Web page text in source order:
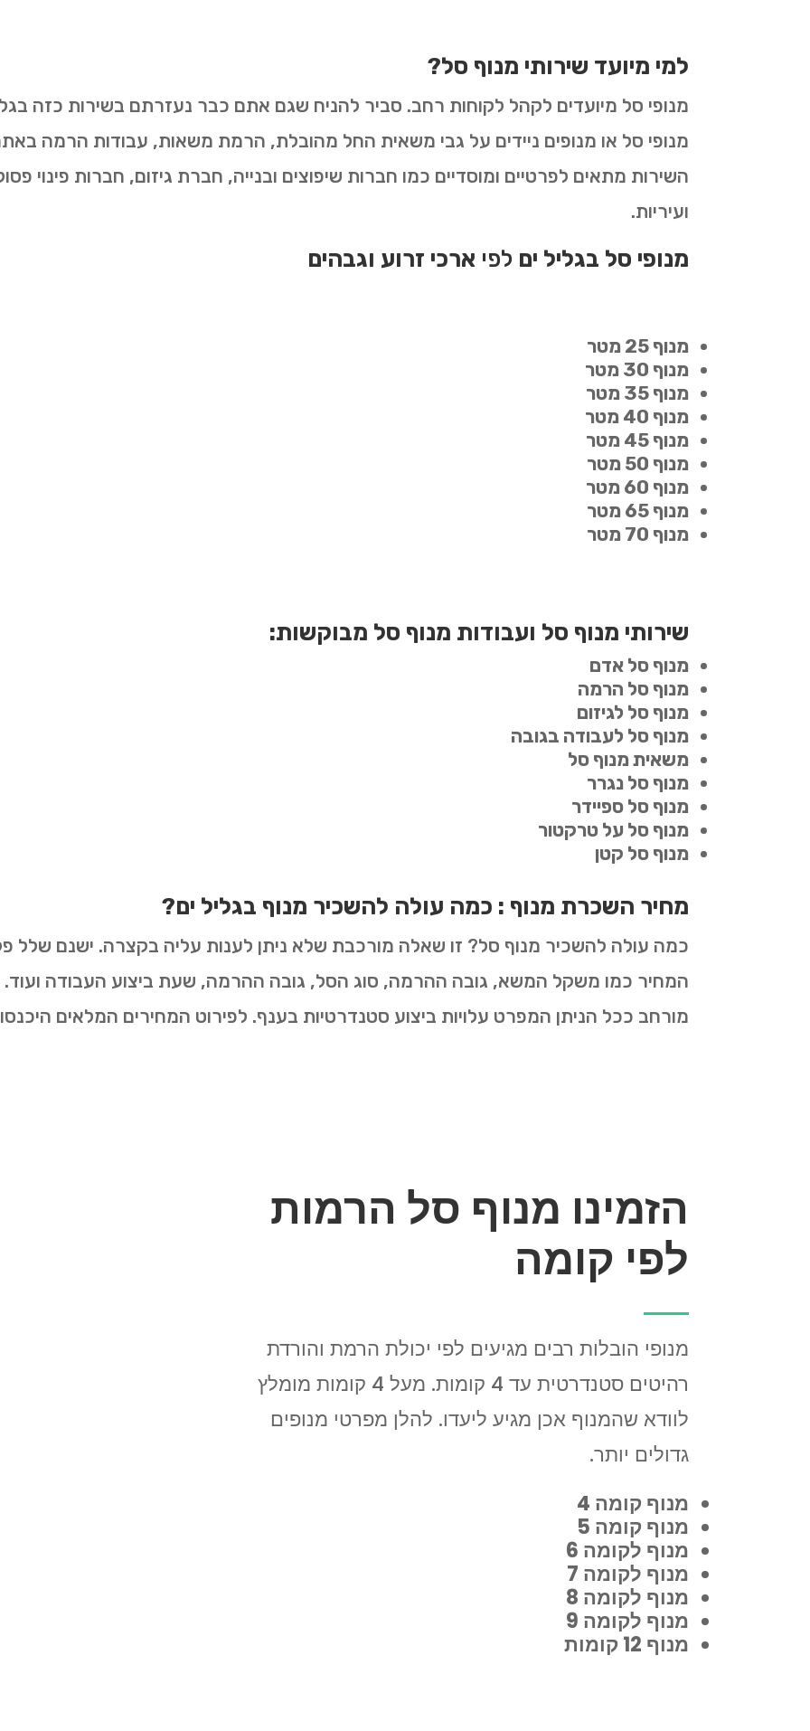
למי מיועד שירותי מנוף סל?
מנופי סל מיועדים לקהל לקוחות רחב. סביר להניח שגם אתם כבר נעזרתם בשירות כזה
מנופי סל או מנופים ניידים על גבי משאית החל מהובלת, הרמת משאות, עבודות הרמה
השירות מתאים לפרטיים ומוסדיים כמו חברות שיפוצים ובנייה, חברת גיזום, חברות פינוי
ועיריות.
מנופי סל בגליל ים לפיארכי זרוע וגבהים
מנוף 25 מטר
מנוף 30 מטר
מנוף 35 מטר
מנוף 40 מטר
מנוף 45 מטר
מנוף 50 מטר
מנוף 60 מטר
מנוף 65 מטר
מנוף 70 מטר
שירותי מנוף סל ועבודות מנוף סל מבוקשות:
מנוף סל אדם
מנוף סל הרמה
מנוף סל לגיזום
מנוף סל לעבודה בגובה
משאית מנוף סל
מנוף סל נגרר
מנוף סל ספיידר
מנוף סל על טרקטור
מנוף סל קטן
מחיר השכרת מנוף : כמה עולה להשכיר מנוף בגליל ים?
כמה עולה להשכיר מנוף סל? זו שאלה מורכבת שלא ניתן לענות עליה בקצרה. ישנם שלל
המחיר כמו משקל המשא, גובה ההרמה, סוג הסל, גובה ההרמה, שעת ביצוע העבודה ועוד.
מורחב ככל הניתן המפרט עלויות ביצוע סטנדרטיות בענף. לפירוט המחירים המלאים
הזמינו מנוף סל הרמות
לפי קומה
מנופי הובלות רבים מגיעים לפי יכולת הרמת והורדת
רהיטים סטנדרטית עד 4 קומות. מעל 4 קומות מומלץ
לוודא שהמנוף אכן מגיע ליעדו. להלן מפרטי מנופים
גדולים יותר.
מנוף קומה 4
מנוף קומה 5
מנוף לקומה 6
מנוף לקומה 7
מנוף לקומה 8
מנוף לקומה 9
מנוף 12 קומות